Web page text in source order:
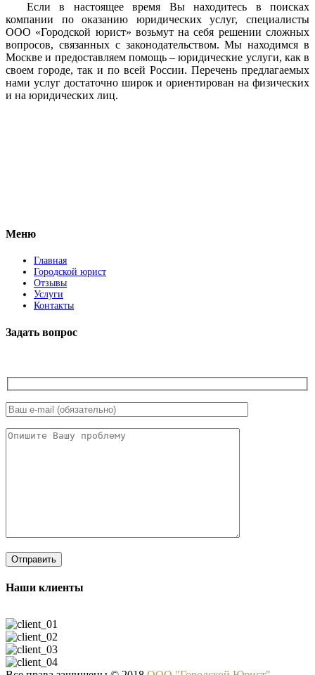
Если в настоящее время Вы находитесь в поисках
компании по оказанию юридических услуг, специалисты
ООО «Городской юрист» возьмут на себя решении сложных
вопросов, связанных с законодательством. Мы находимся в
Москве и предоставляем помощь – юридические услуги, как в
своем городе, так и по всей России. Перечень предлагаемых
нами услуг достаточно широк и ориентирован на физических
и на юридических лиц.
Меню
Главная
Городской юрист
Отзывы
Услуги
Контакты
Задать вопрос
Наши клиенты